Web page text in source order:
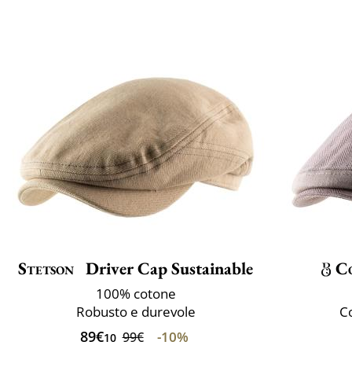
Stetson Driver Cap Sustainable
100% cotone
Robusto e durevole
89€10 99€ -10%